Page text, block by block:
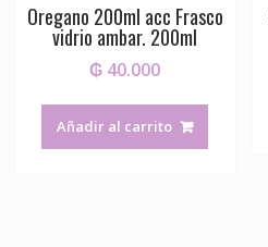
Oregano 200ml acc Frasco
vidrio ambar. 200ml
₲ 40.000
Añadir al carrito